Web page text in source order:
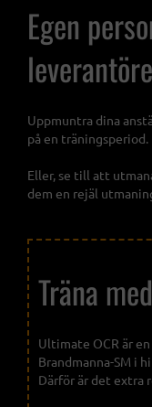
Egen
Uppmuntra dina
på en träningsperiod.
Eller, se till att
dem en rejäl
Träna
Ultimate OCR är
Brandmanna-SM i
Därför är det extra